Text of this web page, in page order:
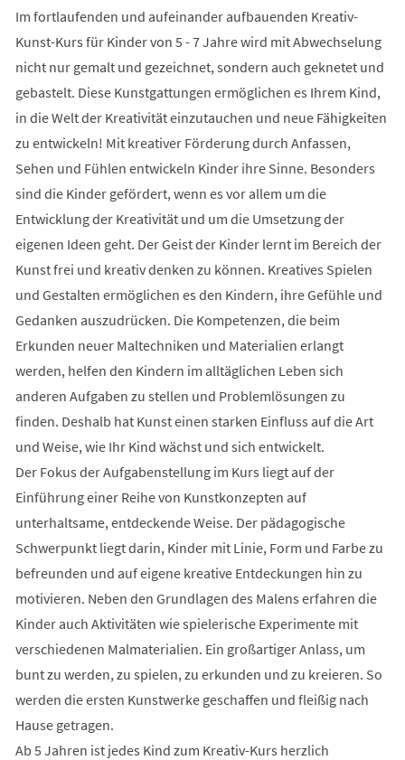
Im fortlaufenden und aufeinander aufbauenden Kreativ-
Kunst-Kurs für Kinder von 5 - 7 Jahre wird mit Abwechselung
nicht nur gemalt und gezeichnet, sondern auch geknetet und
gebastelt. Diese Kunstgattungen ermöglichen es Ihrem Kind,
in die Welt der Kreativität einzutauchen und neue Fähigkeiten
zu entwickeln! Mit kreativer Förderung durch Anfassen,
Sehen und Fühlen entwickeln Kinder ihre Sinne. Besonders
sind die Kinder gefördert, wenn es vor allem um die
Entwicklung der Kreativität und um die Umsetzung der
eigenen Ideen geht. Der Geist der Kinder lernt im Bereich der
Kunst frei und kreativ denken zu können. Kreatives Spielen
und Gestalten ermöglichen es den Kindern, ihre Gefühle und
Gedanken auszudrücken. Die Kompetenzen, die beim
Erkunden neuer Maltechniken und Materialien erlangt
werden, helfen den Kindern im alltäglichen Leben sich
anderen Aufgaben zu stellen und Problemlösungen zu
finden. Deshalb hat Kunst einen starken Einfluss auf die Art
und Weise, wie Ihr Kind wächst und sich entwickelt.
Der Fokus der Aufgabenstellung im Kurs liegt auf der
Einführung einer Reihe von Kunstkonzepten auf
unterhaltsame, entdeckende Weise. Der pädagogische
Schwerpunkt liegt darin, Kinder mit Linie, Form und Farbe zu
befreunden und auf eigene kreative Entdeckungen hin zu
motivieren. Neben den Grundlagen des Malens erfahren die
Kinder auch Aktivitäten wie spielerische Experimente mit
verschiedenen Malmaterialien. Ein großartiger Anlass, um
bunt zu werden, zu spielen, zu erkunden und zu kreieren. So
werden die ersten Kunstwerke geschaffen und fleißig nach
Hause getragen.
Ab 5 Jahren ist jedes Kind zum Kreativ-Kurs herzlich